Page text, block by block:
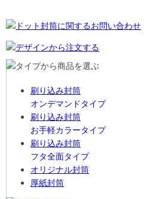
刷り込み封筒
オンデマンドタイプ
刷り込み封筒
お手軽カラータイプ
刷り込み封筒
フタ全面タイプ
オリジナル封筒
厚紙封筒